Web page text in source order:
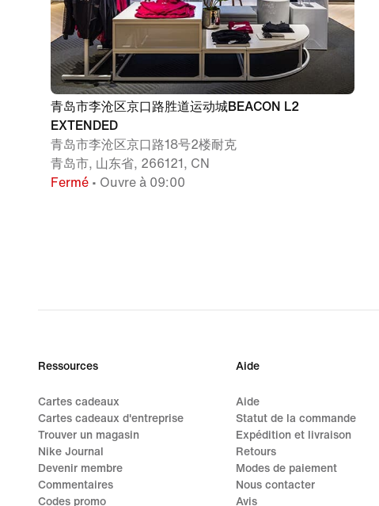
青岛市李沧区京口路胜道运动城BEACON L2
EXTENDED
青岛市李沧区京口路18号2楼耐克
青岛市, 山东省, 266121, CN
Fermé • Ouvre à 09:00
Ressources
Cartes cadeaux
Cartes cadeaux d'entreprise
Trouver un magasin
Nike Journal
Devenir membre
Commentaires
Codes promo
Aide
Aide
Statut de la commande
Expédition et livraison
Retours
Modes de paiement
Nous contacter
Avis